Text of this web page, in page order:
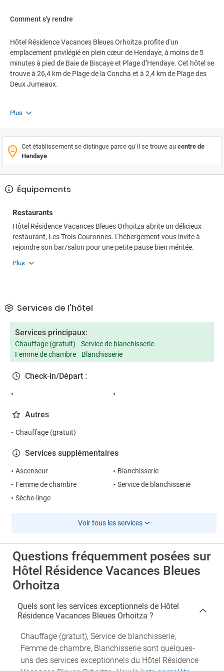
Comment s'y rendre
Hôtel Résidence Vacances Bleues Orhoitza profite d'un
emplacement privilégié en plein cœur de Hendaye, à moins de 5
minutes à pied de Baie de Biscaye et Plage d’Hendaye. Cet hôtel se
trouve à 26,4 km de Plage de la Concha et à 2,4 km de Plage des
Deux Jumeaux.
Plus
Cet établissement se distingue parce qu´il se trouve au centre de
Hendaye
Équipements
Restaurants
Hôtel Résidence Vacances Bleues Orhoitza abrite un délicieux
restaurant, Les Trois Couronnes. L'hébergement vous invite à
rejoindre son bar/salon pour une petite pause bien méritée.
Plus
Services de l'hôtel
Services principaux:
Chauffage (gratuit)
Service de blanchisserie
Femme de chambre
Blanchisserie
Check-in/Départ :
Autres
Chauffage (gratuit)
Services supplémentaires
Ascenseur
Blanchisserie
Femme de chambre
Service de blanchisserie
Sèche-linge
Voir tous les services
Questions fréquemment posées sur
Hôtel Résidence Vacances Bleues
Orhoitza
Quels sont les services exceptionnels de Hôtel
Résidence Vacances Bleues Orhoitza ?
Chauffage (gratuit), Service de blanchisserie,
Femme de chambre, Blanchisserie sont quelques-
uns des services exceptionnels du Hôtel Résidence